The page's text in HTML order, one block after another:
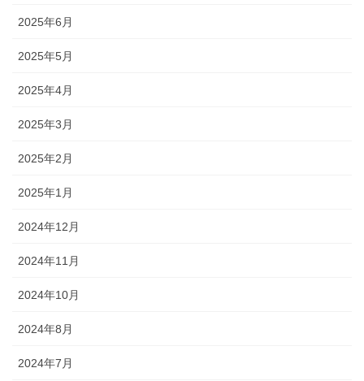
2025年6月
2025年5月
2025年4月
2025年3月
2025年2月
2025年1月
2024年12月
2024年11月
2024年10月
2024年8月
2024年7月